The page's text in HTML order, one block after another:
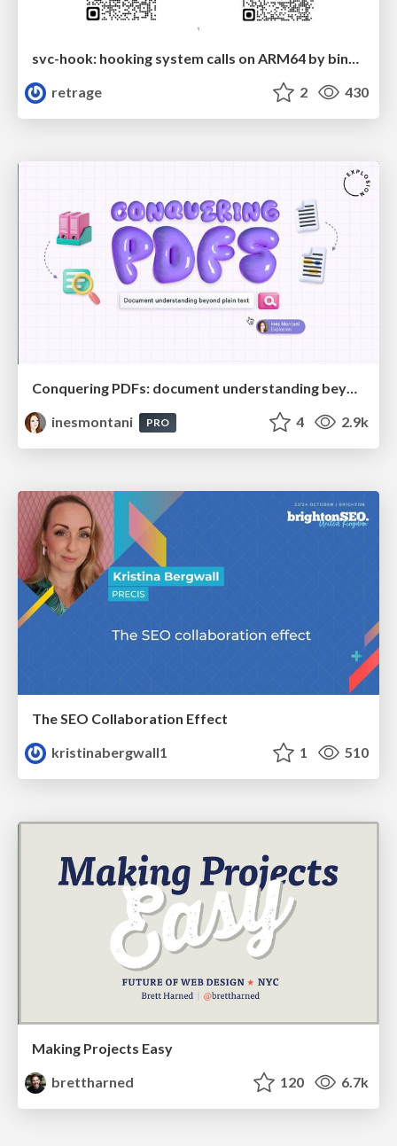
svc-hook: hooking system calls on ARM64 by binary rewriting
retrage
2 430
Conquering PDFs: document understanding beyond plain text
inesmontani
PRO 4 2.9k
The SEO Collaboration Effect
kristinabergwall1
1 510
Making Projects Easy
brettharned
120 6.7k